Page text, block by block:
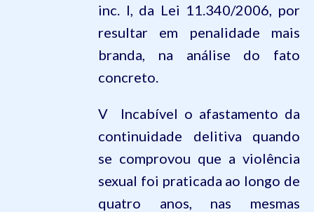
inc. I, da Lei 11.340/2006, por
resultar em penalidade mais
branda, na análise do fato
concreto.
V  Incabível o afastamento da
continuidade delitiva quando
se comprovou que a violência
sexual foi praticada ao longo de
quatro anos, nas mesmas